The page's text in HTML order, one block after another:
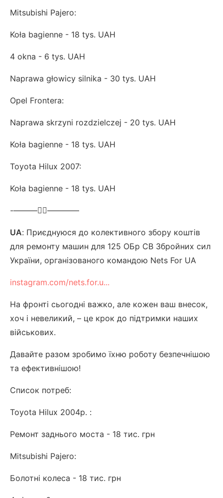
Mitsubishi Pajero:
Koła bagienne - 18 tys. UAH
4 okna - 6 tys. UAH
Naprawa głowicy silnika - 30 tys. UAH
Opel Frontera:
Naprawa skrzyni rozdzielczej - 20 tys. UAH
Koła bagienne - 18 tys. UAH
Toyota Hilux 2007:
Koła bagienne - 18 tys. UAH
-———❤️‍🔥————
UA: Приєднуюся до колективного збору коштів
для ремонту машин для 125 ОБр СВ Збройних сил
України, організованого командою Nets For UA
instagram.com/nets.for.u...
На фронті сьогодні важко, але кожен ваш внесок,
хоч і невеликий, – це крок до підтримки наших
військових.
Давайте разом зробимо їхню роботу безпечнішою
та ефективнішою!
Список потреб:
Toyota Hilux 2004р. :
Ремонт заднього моста - 18 тис. грн
Mitsubishi Pajero:
Болотні колеса - 18 тис. грн